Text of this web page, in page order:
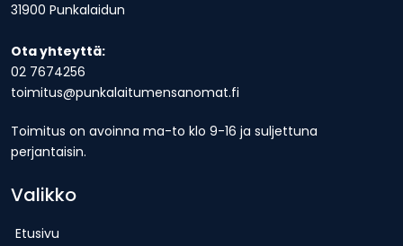
31900 Punkalaidun
Ota yhteyttä:
02 7674256
toimitus@punkalaitumensanomat.fi
Toimitus on avoinna ma-to klo 9-16 ja suljettuna
perjantaisin.
Valikko
Etusivu